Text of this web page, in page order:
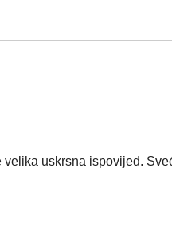
uskrsna ispovijed.